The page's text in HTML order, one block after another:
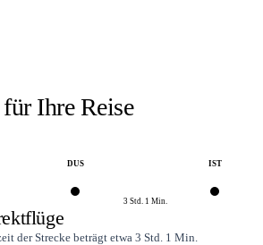
Ihre Reise
DUS IST
3 Std. 1 Min.
der Strecke beträgt etwa 3 Std. 1 Min.